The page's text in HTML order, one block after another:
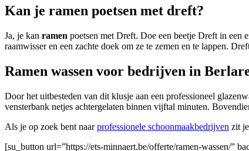
Kan je ramen poetsen met dreft?
Ja, je kan ramen poetsen met Dreft. Doe een beetje Dreft in een
raamwisser en een zachte doek om ze te zemen en te lappen.
Ramen wassen voor bedrijven in
Door het uitbesteden van dit klusje aan een professioneel
vensterbank netjes achtergelaten binnen vijftal minuten.
Als je op zoek bent naarprofessionele schoonmaakbedrijven zit
[su_button url=”https://ets-minnaert.be/offerte/ramen-wassen/”